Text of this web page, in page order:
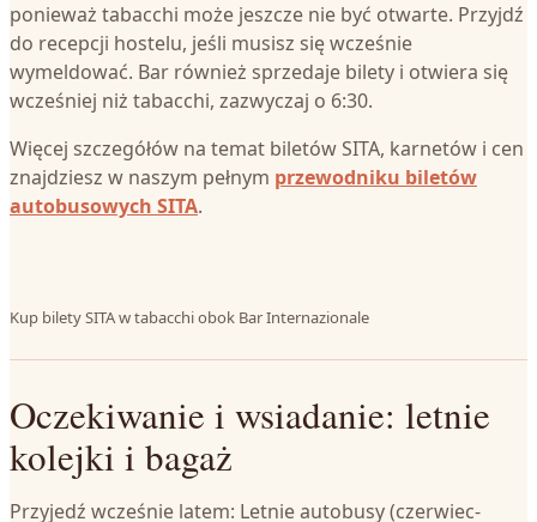
ponieważ tabacchi może jeszcze nie być otwarte. Przyjdź
do recepcji hostelu, jeśli musisz się wcześnie
wymeldować. Bar również sprzedaje bilety i otwiera się
wcześniej niż tabacchi, zazwyczaj o 6:30.
Więcej szczegółów na temat biletów SITA, karnetów i cen
znajdziesz w naszym pełnym przewodniku biletów
autobusowych SITA.
Kup bilety SITA w tabacchi obok Bar Internazionale
Oczekiwanie i wsiadanie: letnie
kolejki i bagaż
Przyjedź wcześnie latem: Letnie autobusy (czerwiec-